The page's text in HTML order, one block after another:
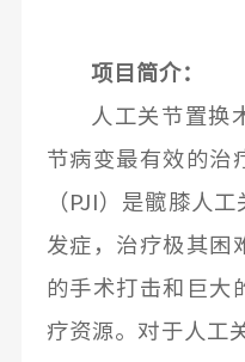
项目简介：
人工关节置换
节病变最有效的治
（ PJI）是髋膝人
发症，治疗极其困
的手术打击和巨大
疗资源。对于人工